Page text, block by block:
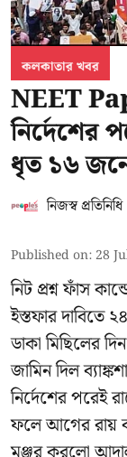
কলকাতার খবর
NEET
নির্দেশের
ধৃত ১৬
নিজস্ব প্রতিনিধি
Published on: 28
নিট প্রশ্ন ফাঁস
ইস্তফার দাবিতে
ডাকা মিছিলের
জামিন দিল
নির্দেশের পরেই
ফলে আগের রায়